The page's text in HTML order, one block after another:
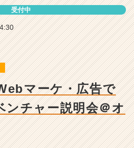
受付中
マーケ・広告で
ンチャー説明会＠オ